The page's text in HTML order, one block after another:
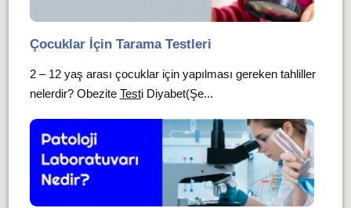
Çocuklar İçin Tarama Testleri
2 – 12 yaş arası çocuklar için yapılması gereken tahliller
nelerdir? Obezite Testi Diyabet(Şe...